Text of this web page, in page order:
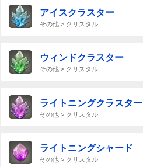
アイスクラスター
その他 > クリスタル
ウィンドクラスター
その他 > クリスタル
ライトニングクラスター
その他 > クリスタル
ライトニングシャード
その他 > クリスタル